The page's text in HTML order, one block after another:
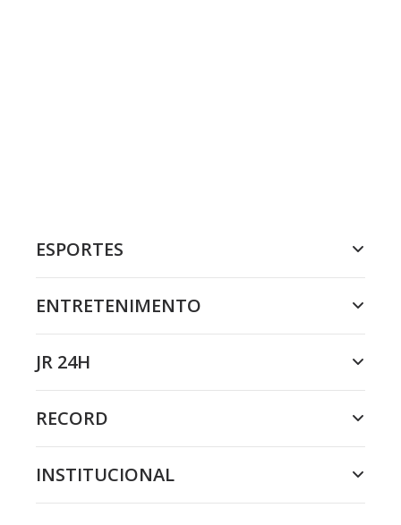
ESPORTES
ENTRETENIMENTO
JR 24H
RECORD
INSTITUCIONAL